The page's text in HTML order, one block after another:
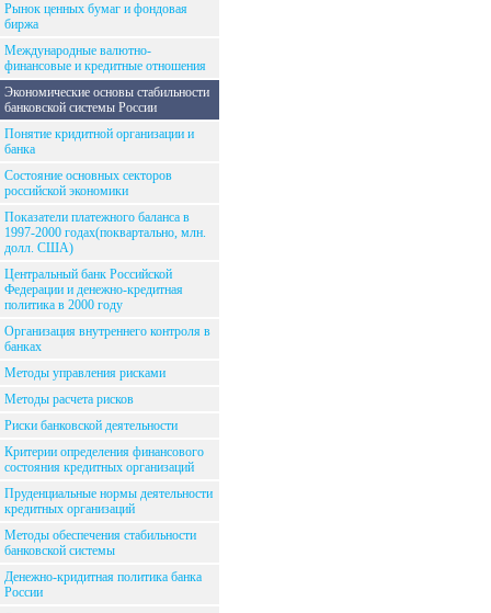
Рынок ценных бумаг и фондовая
биржа
Международные валютно-
финансовые и кредитные отношения
Экономические основы стабильности
банковской системы России
Понятие кридитной организации и
банка
Состояние основных секторов
российской экономики
Показатели платежного баланса в
1997-2000 годах(поквартально, млн.
долл. США)
Центральный банк Российской
Федерации и денежно-кредитная
политика в 2000 году
Организация внутреннего контроля в
банках
Методы управления рисками
Методы расчета рисков
Риски банковской деятельности
Критерии определения финансового
состояния кредитных организаций
Пруденциальные нормы деятельности
кредитных организаций
Методы обеспечения стабильности
банковской системы
Денежно-кридитная политика банка
России